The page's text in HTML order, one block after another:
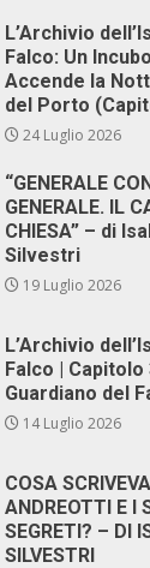
L’Archivio
Falco: Un
Accende la
del Porto
24 Luglio 2026
“GENERALE
GENERALE. IL
CHIESA” – di
Silvestri
19 Luglio 2026
L’Archivio
Falco | Capitolo
Guardiano del
14 Luglio 2026
COSA
ANDREOTTI E I
SEGRETI? – DI
SILVESTRI